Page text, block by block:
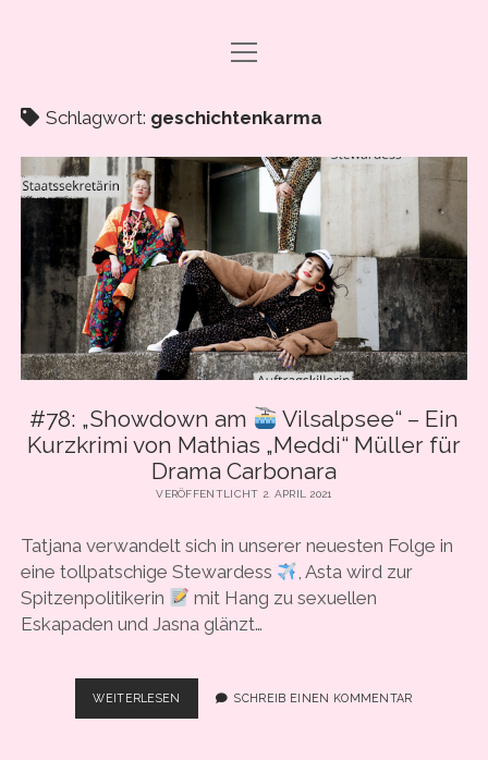
DRAMA CARBONARA, BABY!
ABO & SUPPORT
PODCAST FOLGEN
ÜBER UNS
PRESSE
EVENTS & BOOKING
INFO Menü
IMPRESSUM
ANLEITUNG ZUM PODCAST-HÖREN
COOKIE-RICHTLINIE (EU)
facebook
instagram
youtube
emailspotify
Menü
öffnen
Schlagwort: geschichtenkarma
#78: „Showdown am
Vilsalpsee“ – Ein
Kurzkrimi von Mathias „Meddi“ Müller für
Drama Carbonara
VERÖFFENTLICHT 2. APRIL 2021
Tatjana verwandelt sich in unserer neuesten Folge in
eine tollpatschige Stewardess
, Asta wird zur
Spitzenpolitikerin
mit Hang zu sexuellen
Eskapaden und Jasna glänzt…
WEITERLESEN
„SHOWDOWN
SCHREIB EINEN KOMMENTAR